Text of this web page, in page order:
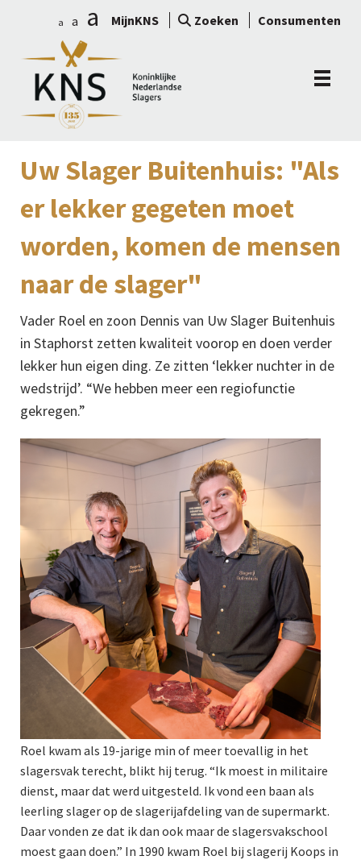
a a a MijnKNS Zoeken Consumenten
Uw Slager Buitenhuis: "Als
er lekker gegeten moet
worden, komen de mensen
naar de slager"
Vader Roel en zoon Dennis van Uw Slager Buitenhuis
in Staphorst zetten kwaliteit voorop en doen verder
lekker hun eigen ding. Ze zitten ‘lekker nuchter in de
wedstrijd’. “We hebben meer een regiofunctie
gekregen.”
Roel kwam als 19-jarige min of meer toevallig in het
slagersvak terecht, blikt hij terug. “Ik moest in militaire
dienst, maar dat werd uitgesteld. Ik vond een baan als
leerling slager op de slagerijafdeling van de supermarkt.
Daar vonden ze dat ik dan ook maar de slagersvakschool
moest gaan doen.” In 1990 kwam Roel bij slagerij Koops in